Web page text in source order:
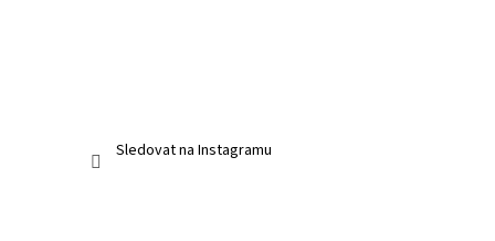
Sledovat na Instagramu